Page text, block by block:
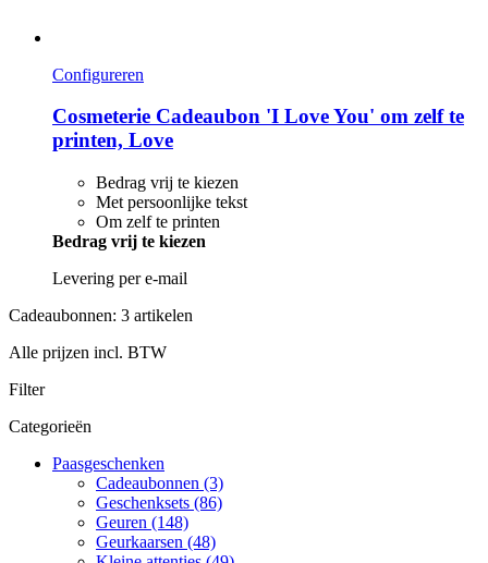
Configureren
Cosmeterie Cadeaubon 'I Love You' om zelf te
printen, Love
Bedrag vrij te kiezen
Met persoonlijke tekst
Om zelf te printen
Bedrag vrij te kiezen
Levering per e-mail
Cadeaubonnen: 3 artikelen
Alle prijzen incl. BTW
Filter
Categorieën
Paasgeschenken
Cadeaubonnen (3)
Geschenksets (86)
Geuren (148)
Geurkaarsen (48)